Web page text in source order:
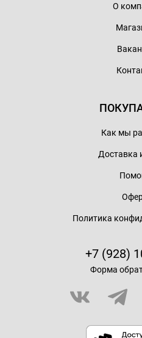
О
Как мы
Доставка
Политика
+7 (928)
Форма